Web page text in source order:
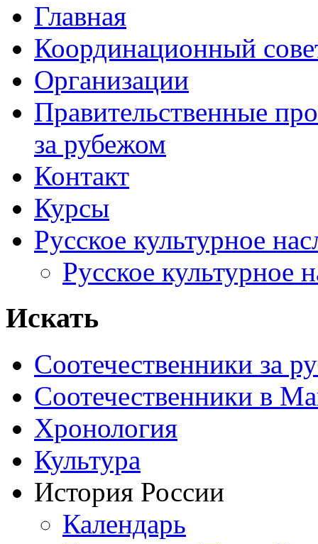
Главная
Координационный
Организации
Правительственные
за рубежом
Контакт
Курсы
Русское культурное
Русское культурное
Искать
Соотечественники за
Соотечественники в
Хронология
Культура
История России
Календарь